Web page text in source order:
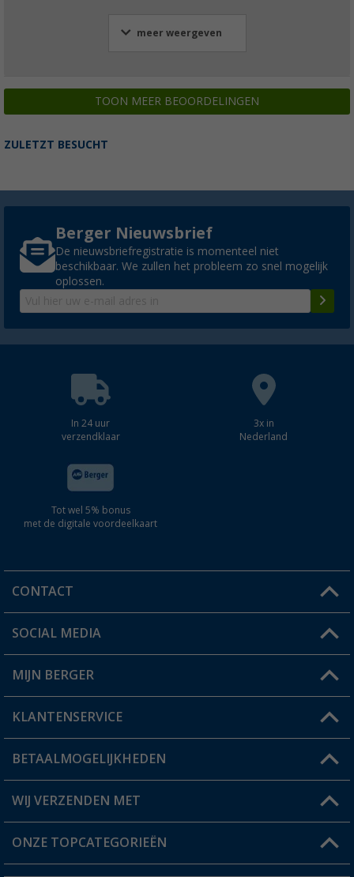
meer weergeven
TOON MEER BEOORDELINGEN
ZULETZT BESUCHT
Berger Nieuwsbrief
De nieuwsbriefregistratie is momenteel niet
beschikbaar. We zullen het probleem zo snel mogelijk
oplossen.
In 24 uur
verzendklaar
3x in
Nederland
Tot wel 5% bonus
met de digitale voordeelkaart
CONTACT
Een vraag?
Winkel vinden
SOCIAL MEDIA
MIJN BERGER
Mijn account
Status bestelling
Verlanglijstje
KLANTENSERVICE
FAQ & Contact
Verzendinformatie
Catalogus
BETAALMOGELIJKHEDEN
WIJ VERZENDEN MET
ONZE TOPCATEGORIEËN